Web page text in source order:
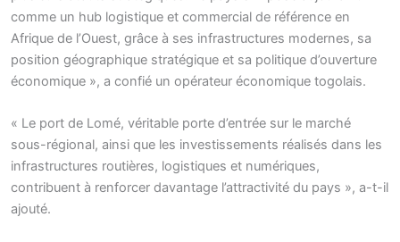
comme un hub logistique et commercial de référence en
Afrique de l’Ouest, grâce à ses infrastructures modernes, sa
position géographique stratégique et sa politique d’ouverture
économique », a confié un opérateur économique togolais.
« Le port de Lomé, véritable porte d’entrée sur le marché
sous-régional, ainsi que les investissements réalisés dans les
infrastructures routières, logistiques et numériques,
contribuent à renforcer davantage l’attractivité du pays », a-t-il
ajouté.